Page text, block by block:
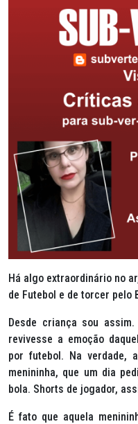
Há algo extraordinário no
de Futebol e de torcer pelo
Desde criança sou
revivesse a emoção
por futebol. Na verdade,
menininha, que um dia
bola. Shorts de jogador,
É fato que aquela